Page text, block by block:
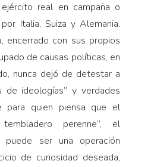
real en campaña o
Italia, Suiza y Alemania.
encerrado con sus propios
de causas políticas, en
nunca dejó de detestar a
de ideologías” y verdades
para quien piensa que el
perenne”, el
puede ser una operación
de curiosidad deseada,